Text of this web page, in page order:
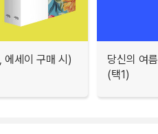
에세이 구매 시)
당신의 여
(택1)